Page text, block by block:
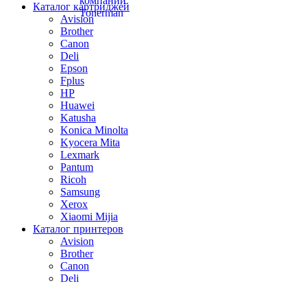
Каталог картриджей
Avision
Brother
Canon
Deli
Epson
Fplus
HP
Huawei
Katusha
Konica Minolta
Kyocera Mita
Lexmark
Pantum
Ricoh
Samsung
Xerox
Xiaomi Mijia
Каталог принтеров
Avision
Brother
Canon
Deli